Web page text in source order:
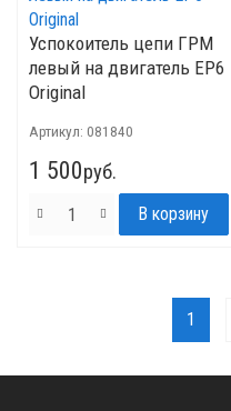
Успокоитель цепи ГРМ
левый на двигатель EP6
Original
Артикул: 081840
1 500руб.
1